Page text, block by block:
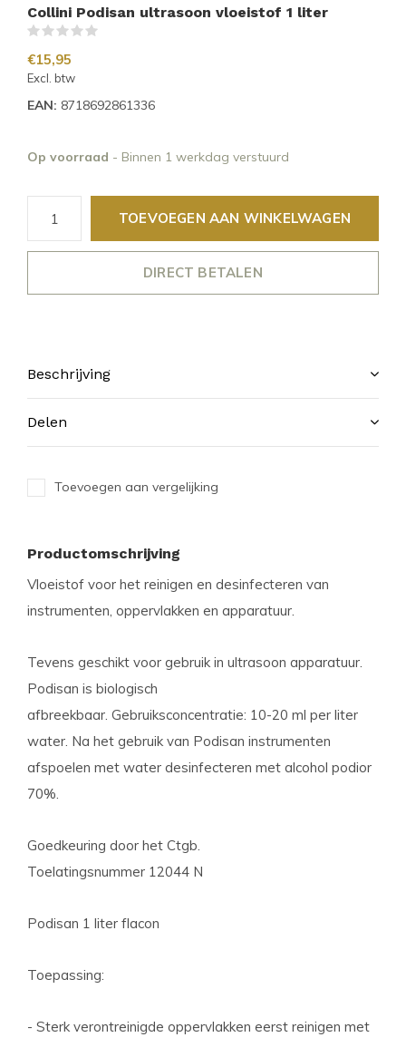
Collini Podisan ultrasoon vloeistof 1 liter
€15,95
Excl. btw
EAN: 8718692861336
Op voorraad - Binnen 1 werkdag verstuurd
TOEVOEGEN AAN WINKELWAGEN
DIRECT BETALEN
Beschrijving
Delen
Toevoegen aan vergelijking
Productomschrijving
Vloeistof voor het reinigen en desinfecteren van
instrumenten, oppervlakken en apparatuur.
Tevens geschikt voor gebruik in ultrasoon apparatuur.
Podisan is biologisch
afbreekbaar. Gebruiksconcentratie: 10-20 ml per liter
water. Na het gebruik van Podisan instrumenten
afspoelen met water desinfecteren met alcohol podior
70%.
Goedkeuring door het Ctgb.
Toelatingsnummer 12044 N
Podisan 1 liter flacon
Toepassing:
- Sterk verontreinigde oppervlakken eerst reinigen met